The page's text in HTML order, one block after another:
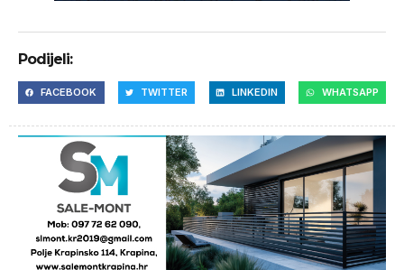
Podijeli:
FACEBOOK TWITTER LINKEDIN WHATSAPP